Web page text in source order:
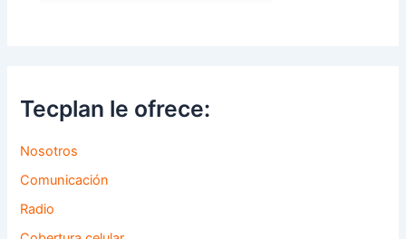
Tecplan le ofrece:
Nosotros
Comunicación
Radio